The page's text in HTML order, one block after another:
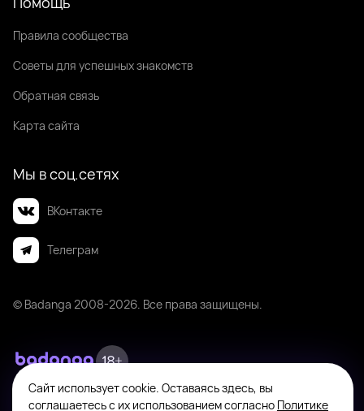
Правила сообщества
Советы для успешных знакомств
Обратная связь
Карта сайта
Мы в соц.сетях
ВКонтакте
Телеграм
© Badanga 2008-2026 . Все права защищены.
Badanga не является площадкой для оказания или поиска платных
интимных услуг. Платформа предназначена исключительно для личного
Сайт использует cookie. Оставаясь здесь, вы
соглашаетесь с их использованием согласно Политике